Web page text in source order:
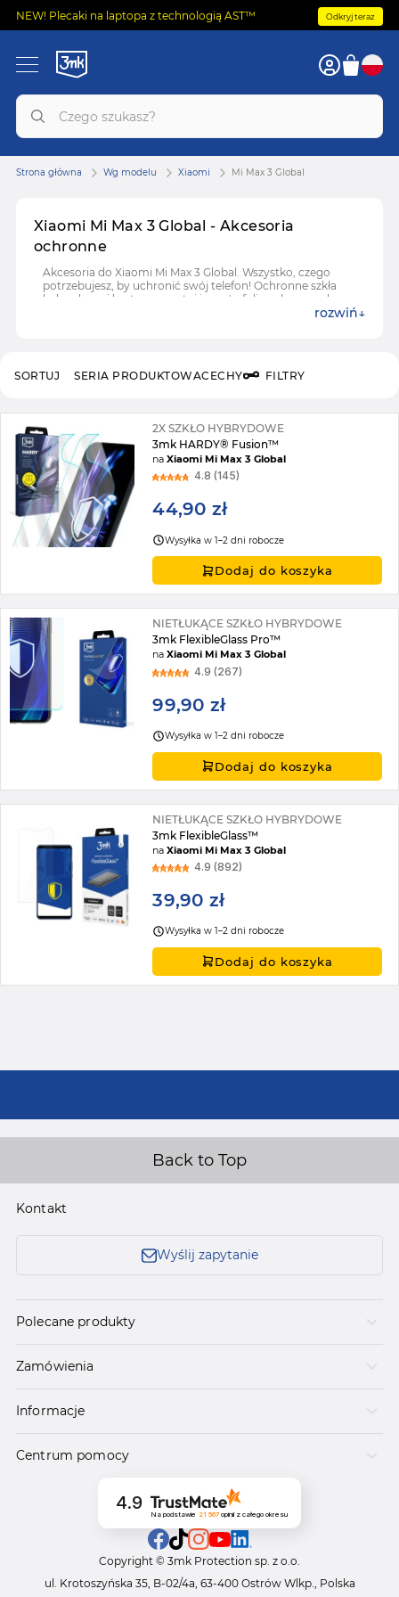
NEW! Plecaki na laptopa z technologią AST™ Odkryj teraz
Xiaomi Mi Max 3 Global - Akcesoria
ochronne
Akcesoria do Xiaomi Mi Max 3 Global. Wszystko, czego
potrzebujesz, by uchronić swój telefon! Ochronne szkła
hybrydowe i hartowane, etui i case'y, folie ochronne do
rozwiń
Strona główna Wg modelu Xiaomi Mi Max 3 Global
SERIA PRODUKTOWACECHY FILTRY
SORTUJ
2X SZKŁO HYBRYDOWE
3mk HARDY® Fusion™
naXiaomi Mi Max 3 Global
4.8 (145)
44,90 zł
Wysyłka w 1–2 dni robocze
Dodaj do koszyka
NIETŁUKĄCE SZKŁO HYBRYDOWE
3mk FlexibleGlass Pro™
naXiaomi Mi Max 3 Global
4.9 (267)
99,90 zł
Wysyłka w 1–2 dni robocze
Dodaj do koszyka
NIETŁUKĄCE SZKŁO HYBRYDOWE
3mk FlexibleGlass™
naXiaomi Mi Max 3 Global
4.9 (892)
39,90 zł
Wysyłka w 1–2 dni robocze
Dodaj do koszyka
Back to Top
Kontakt
Wyślij zapytanie
Polecane produkty
Zamówienia
Informacje
Centrum pomocy
4.9
Na podstawie 21 567opinii z całego okresu
Copyright © 3mk Protection sp. z o.o.
ul. Krotoszyńska 35, B-02/4a, 63-400 Ostrów Wlkp., Polska